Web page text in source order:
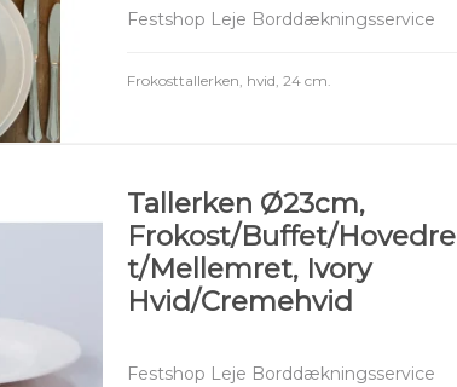
Festshop Leje Borddækningsservice
Frokosttallerken, hvid, 24 cm.
Tallerken Ø23cm,
Frokost/Buffet/Hovedre
t/Mellemret, Ivory
Hvid/Cremehvid
Festshop Leje Borddækningsservice